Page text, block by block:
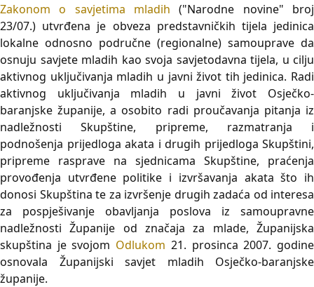
Zakonom o savjetima mladih ("Narodne novine" broj
23/07.) utvrđena je obveza predstavničkih tijela jedinica
lokalne odnosno područne (regionalne) samouprave da
osnuju savjete mladih kao svoja savjetodavna tijela, u cilju
aktivnog uključivanja mladih u javni život tih jedinica. Radi
aktivnog uključivanja mladih u javni život Osječko-
baranjske županije, a osobito radi proučavanja pitanja iz
nadležnosti Skupštine, pripreme, razmatranja i
podnošenja prijedloga akata i drugih prijedloga Skupštini,
pripreme rasprave na sjednicama Skupštine, praćenja
provođenja utvrđene politike i izvršavanja akata što ih
donosi Skupština te za izvršenje drugih zadaća od interesa
za pospješivanje obavljanja poslova iz samoupravne
nadležnosti Županije od značaja za mlade, Županijska
skupština je svojom Odlukom 21. prosinca 2007. godine
osnovala Županijski savjet mladih Osječko-baranjske
županije.